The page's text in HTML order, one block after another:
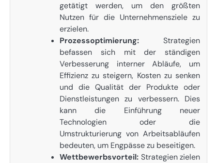
getätigt werden, um den größten
Nutzen für die Unternehmensziele zu
erzielen.
Prozessoptimierung: Strategien
befassen sich mit der ständigen
Verbesserung interner Abläufe, um
Effizienz zu steigern, Kosten zu senken
und die Qualität der Produkte oder
Dienstleistungen zu verbessern. Dies
kann die Einführung neuer
Technologien oder die
Umstrukturierung von Arbeitsabläufen
bedeuten, um Engpässe zu beseitigen.
Wettbewerbsvorteil: Strategien zielen